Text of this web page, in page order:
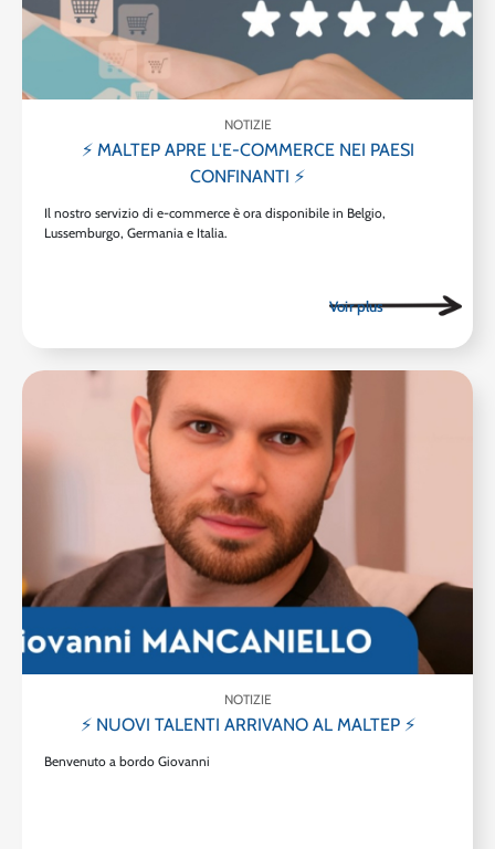
NOTIZIE
⚡ MALTEP APRE L'E-COMMERCE NEI PAESI
CONFINANTI ⚡
Il nostro servizio di e-commerce è ora disponibile in Belgio,
Lussemburgo, Germania e Italia.
NOTIZIE
⚡ NUOVI TALENTI ARRIVANO AL MALTEP ⚡
Benvenuto a bordo Giovanni